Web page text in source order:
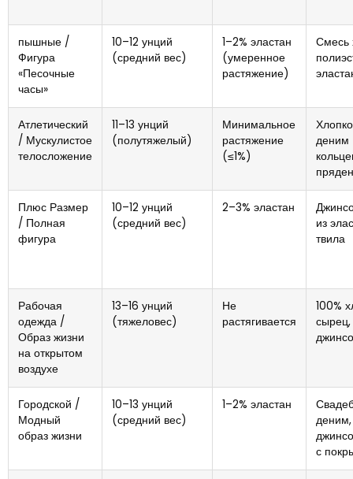
пышные /
Фигура
«Песочные
часы»
10–12 унций
(средний вес)
1–2% эластан
(умеренное
растяжение)
Смесь
Атлетический
/ Мускулистое
телосложение
11–13 унций
(полутяжелый)
Минимальное
растяжение
(≤1%)
деним
Плюс Размер
/ Полная
фигура
10–12 унций
(средний вес)
2–3% эластан
из
твила
Рабочая
одежда /
Образ жизни
на открытом
воздухе
13–16 унций
(тяжеловес)
Не
растягивается
100%
сырец,
Городской /
Модный
образ жизни
10–13 унций
(средний вес)
1–2% эластан
деним,
с